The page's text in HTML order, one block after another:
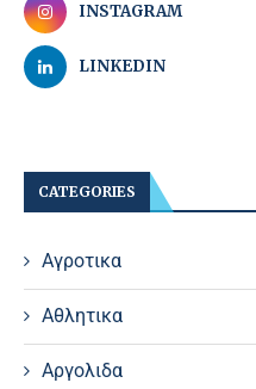
INSTAGRAM
LINKEDIN
CATEGORIES
Αγροτικα
Αθλητικα
Αργολιδα